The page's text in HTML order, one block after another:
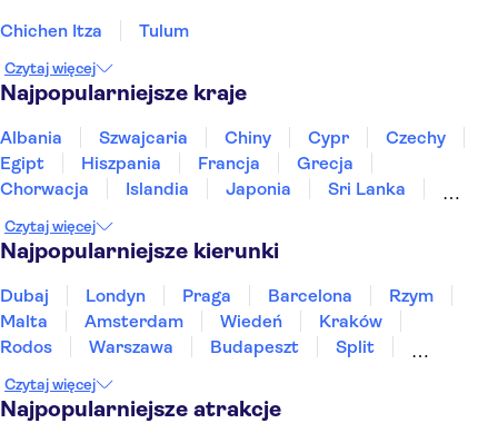
Chichen Itza Tulum
Czytaj więcej
Najpopularniejsze kraje
Albania Szwajcaria Chiny Cypr
Czechy
Egipt
Hiszpania Francja
Grecja
Chorwacja
Islandia Japonia
Sri Lanka
Tunezja
Turcja Wietnam
Czytaj więcej
Najpopularniejsze kierunki
Dubaj Londyn Praga Barcelona
Rzym
Malta
Amsterdam Wiedeń
Kraków
Rodos
Warszawa Budapeszt
Split
Sopot
Gdynia Zakopane
Czytaj więcej
Najpopularniejsze atrakcje